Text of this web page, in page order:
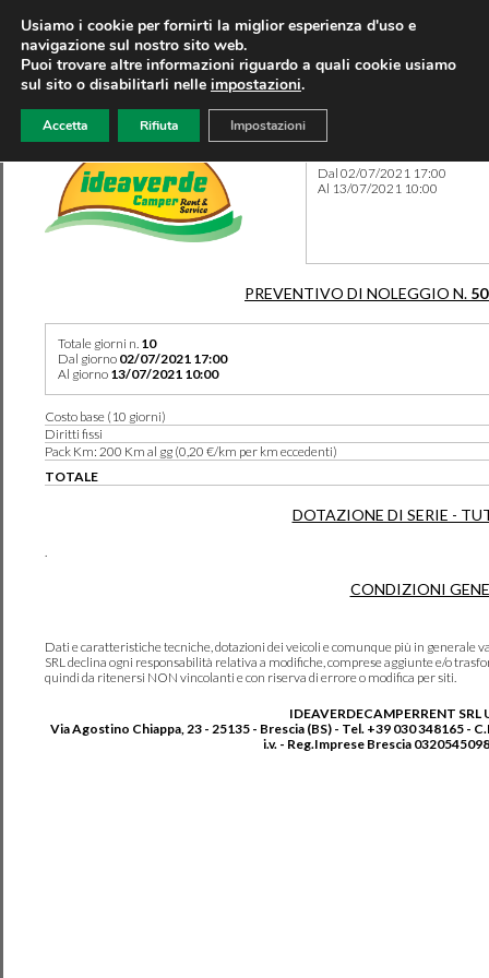
Dal 02/07/2021 17:00
Al 13/07/2021 10:00
PREVENTIVO DI NOLEGGIO N.
Totale giorni n. 10
Dal giorno 02/07/2021 17:00
Al giorno 13/07/2021 10:00
Costo base (10 giorni)
Diritti fissi
Pack Km: 200 Km al gg (0,20 €/km per km eccedenti)
TOTALE
DOTAZIONE DI SERIE -
.
CONDIZIONI
Dati e caratteristiche tecniche, dotazioni dei veicoli e comunque più in generale
SRL declina ogni responsabilità relativa a modifiche, comprese aggiunte e/o
quindi da ritenersi NON vincolanti e con riserva di errore o modifica per siti.
IDEAVERDECAMPERRENT SRL
Via Agostino Chiappa, 23 - 25135 - Brescia (BS) - Tel. +39 030 348165 -
i.v. - Reg.Imprese Brescia
Usiamo i cookie per fornirti la miglior esperienza d'uso e
navigazione sul nostro sito web.
Puoi trovare altre informazioni riguardo a quali cookie usiamo
sul sito o disabilitarli nelle impostazioni.
Accetta Rifiuta Impostazioni